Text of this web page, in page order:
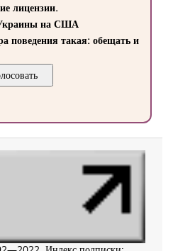
лицензии.
на США
поведения такая: обещать и